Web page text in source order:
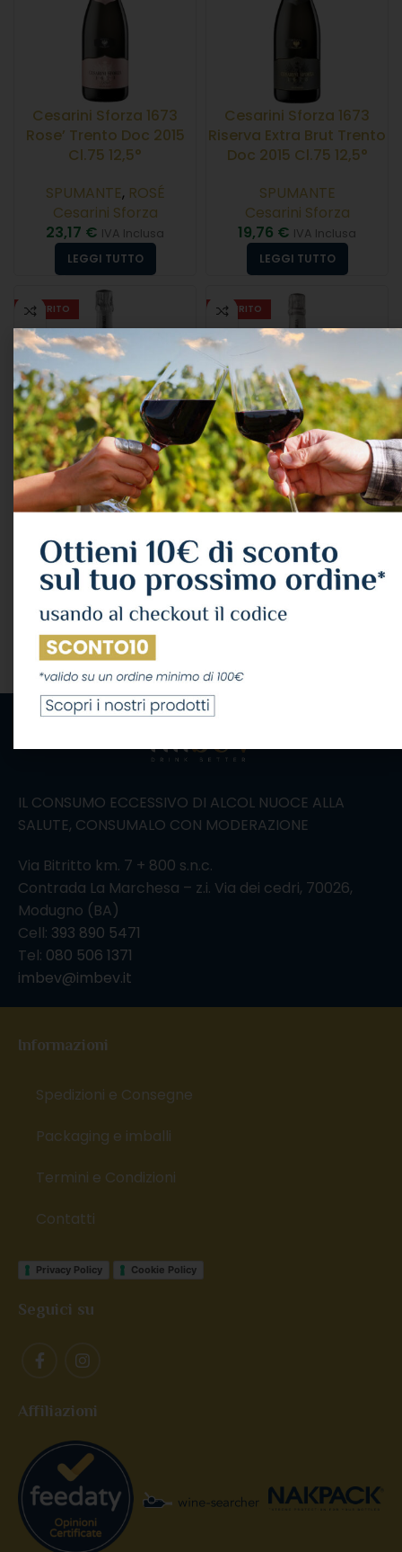
Cesarini Sforza 1673
Rose’ Trento Doc 2015
Cl.75 12,5°
SPUMANTE, ROSÉ
Cesarini Sforza
23,17 € IVA Inclusa
LEGGI TUTTO
Cesarini Sforza 1673
Riserva Extra Brut Trento
Doc 2015 Cl.75 12,5°
SPUMANTE
Cesarini Sforza
19,76 € IVA Inclusa
LEGGI TUTTO
ESAURITO
Cesarini Sforza 1673
Noire Nature Dosaggio
Zero Trento Doc 2017
Cl.75 12,5°
SPUMANTE
Cesarini Sforza
22,42€ IVA Inclusa
LEGGI TUTTO
ESAURITO
Cesarini Sforza Brut
Trento Doc Vsq 1,5 Lt.
12,5° – Magnum
SPUMANTE,BRUT
Cesarini Sforza
38,13
€ IVA Inclusa
LEGGI TUTTO
IL CONSUMO ECCESSIVO DI ALCOL NUOCE ALLA
SALUTE, CONSUMALO CON MODERAZIONE
Via Bitritto km. 7 + 800 s.n.c.
Contrada La Marchesa – z.i. Via dei cedri, 70026,
Modugno (BA)
Cell: 393 890 5471
Tel: 080 506 1371
imbev@imbev.it
Informazioni
Spedizioni e Consegne
Packaging e imballi
Termini e Condizioni
Contatti
Privacy Policy Cookie Policy
Seguici su
Affiliazioni